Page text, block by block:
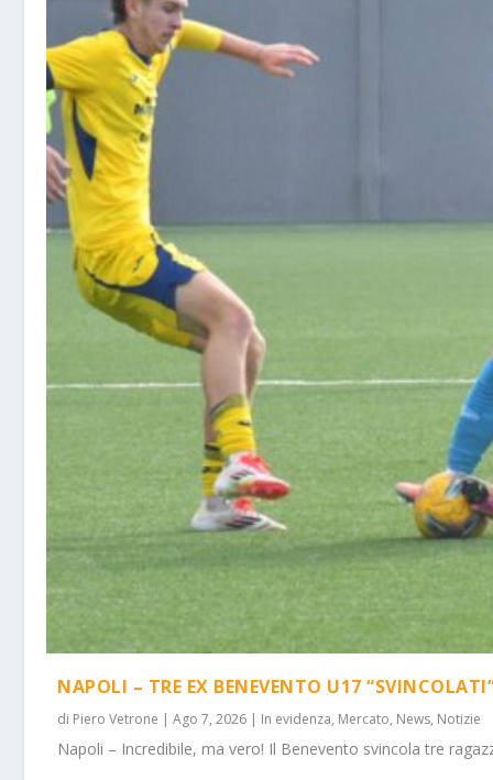
NAPOLI – TRE EX BENEVENTO U17
di Piero Vetrone |Ago 7, 2026 | In evidenza, Mercato, News, Notizie
Napoli – Incredibile, ma vero! Il Benevento svincola tre